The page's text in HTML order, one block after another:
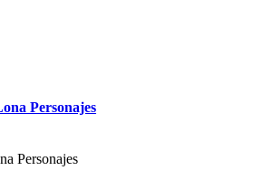
Personajes
Personajes